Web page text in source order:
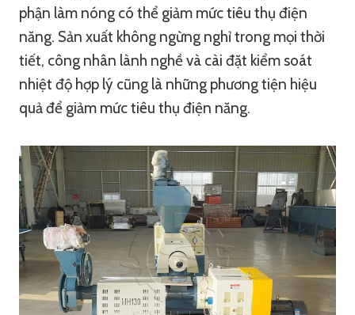
phận làm nóng có thể giảm mức tiêu thụ điện
năng. Sản xuất không ngừng nghỉ trong mọi thời
tiết, công nhân lành nghề và cài đặt kiểm soát
nhiệt độ hợp lý cũng là những phương tiện hiệu
quả để giảm mức tiêu thụ điện năng.